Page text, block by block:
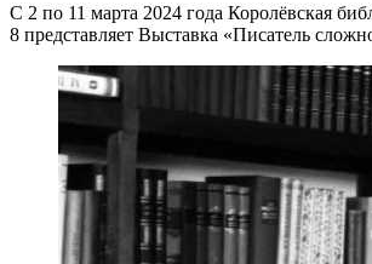
С 2 по 11 марта 2024 года Королёвская
8 представляет Выставка «Писатель